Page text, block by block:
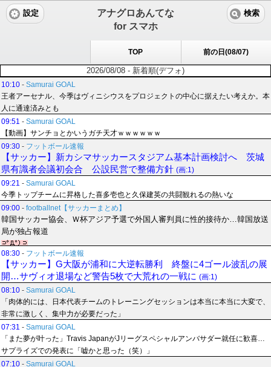
アナグロあんてな
for スマホ
設定 検索
TOP 前の日(08/07)
2026/08/08 - 新着順(デフォ)
10:10 - Samurai GOAL
王者アーセナル、今季はヴィニシウスをプロジェクトの中心に据えたい考えか。本
人に通達済みとも
09:51 - Samurai GOAL
【動画】サンチョとかいうガチ天才ｗｗｗｗｗｗ
09:30 - フットボール速報
【サッカー】新カシマサッカースタジアム基本計画検討へ 茨城
県有識者会議初会合 公設民営で整備方針 (画:1)
09:21 - Samurai GOAL
今季トップチームに昇格した喜多壱也と久保建英の共闘観れるの熱いな
09:00 - footballnet【サッカーまとめ】
韓国サッカー協会、Ｗ杯アジア予選で外国人審判員に性的接待か…韓国放送
局が独占報道
08:30 - フットボール速報
【サッカー】G大阪が浦和に大逆転勝利 終盤に4ゴール波乱の展
開…サヴィオ退場など警告5枚で大荒れの一戦に (画:1)
08:10 - Samurai GOAL
「肉体的には、日本代表チームのトレーニングセッションは本当に本当に大変で、
非常に激しく、集中力が必要だった」
07:31 - Samurai GOAL
「また夢が叶った」Travis JapanがJリーグスペシャルアンバサダー就任に歓喜…
サプライズでの発表に「嘘かと思った（笑）」
07:10 - Samurai GOAL